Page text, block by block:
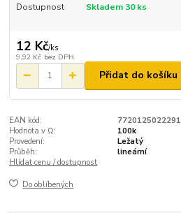
Dostupnost Skladem 30 ks
12 Kč/ks
9,92 Kč bez DPH
Přidat do košíku
EAN kód:
7720125022291
Hodnota v Ω:
100k
Provedení:
Ležatý
Průběh:
lineární
Hlídat cenu / dostupnost
Do oblíbených